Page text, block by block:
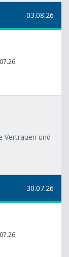
03.08.26
Vertrauen und
30.07.26